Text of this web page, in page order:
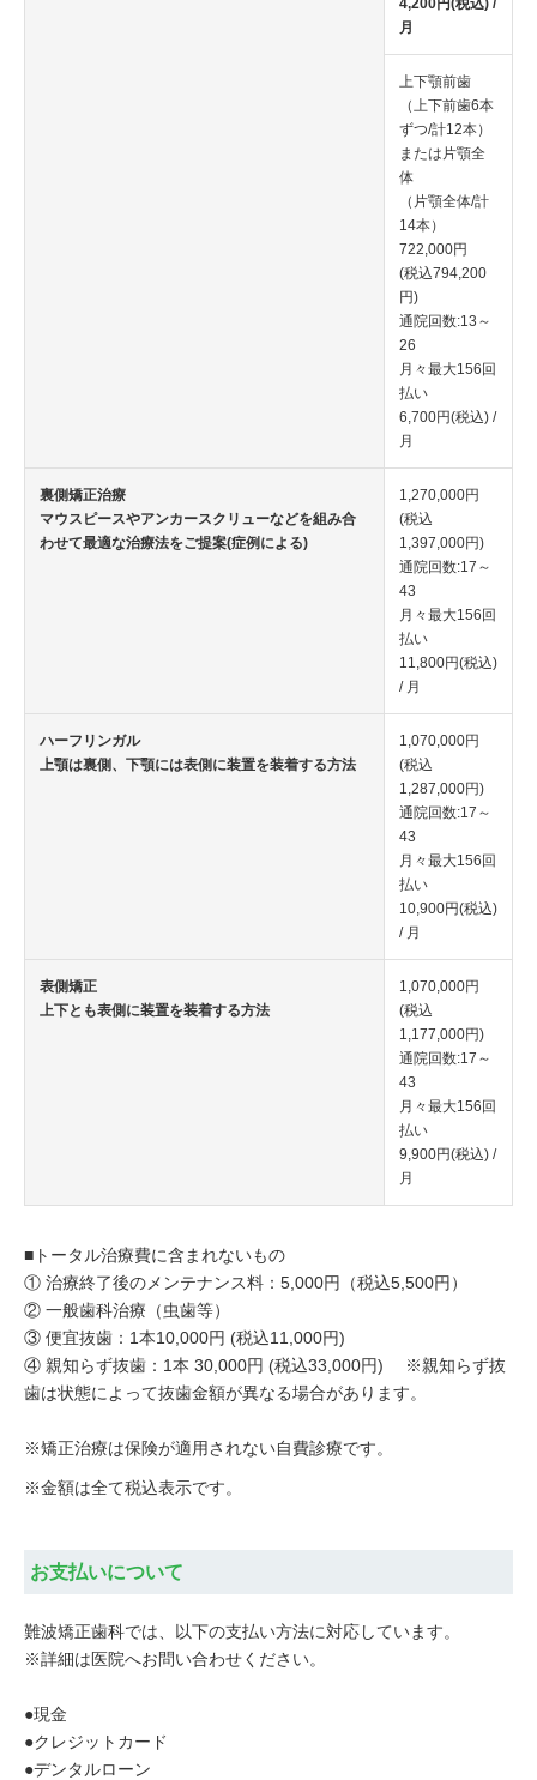
月
上下顎前歯
（上下前歯6本
ずつ/計12本）
または片顎全
体
（片顎全体/計
14本）
722,000円
(税込794,200
円)
通院回数:13～
26
月々最大156回
払い
6,700円(税込) /
月
裏側矯正治療
マウスピースやアンカースクリューなどを組み合
わせて最適な治療法をご提案(症例による)
1,270,000円
(税込
1,397,000円)
通院回数:17～
43
月々最大156回
払い
11,800円(税込)
/ 月
ハーフリンガル
上顎は裏側、下顎には表側に装置を装着する方法
1,070,000円
(税込
1,287,000円)
通院回数:17～
43
月々最大156回
払い
10,900円(税込)
/ 月
表側矯正
上下とも表側に装置を装着する⽅法
1,070,000円
(税込
1,177,000円)
通院回数:17～
43
月々最大156回
払い
9,900円(税込) /
月
■トータル治療費に含まれないもの
① 治療終了後のメンテナンス料：5,000円（税込5,500円）
② 一般歯科治療（虫歯等）
③ 便宜抜歯：1本10,000円 (税込11,000円)
④ 親知らず抜歯：1本 30,000円 (税込33,000円) ※親知らず抜
歯は状態によって抜歯金額が異なる場合があります。
※矯正治療は保険が適用されない自費診療です。
※金額は全て税込表示です。
お支払いについて
難波矯正歯科では、以下の支払い方法に対応しています。
※詳細は医院へお問い合わせください。
●現金
●クレジットカード
●デンタルローン